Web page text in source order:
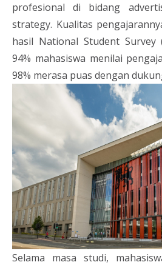
profesional di bidang
strategy. Kualitas
hasil National Student Survey
94% mahasiswa menilai
98% merasa puas dengan
Selama masa studi,